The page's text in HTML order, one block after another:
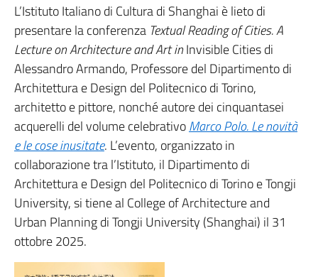
L’Istituto Italiano di Cultura di Shanghai è lieto di
presentare la conferenza Textual Reading of Cities. A
Lecture on Architecture and Art inInvisible Cities di
Alessandro Armando, Professore del Dipartimento di
Architettura e Design del Politecnico di Torino,
architetto e pittore, nonché autore dei cinquantasei
acquerelli del volume celebrativoMarco Polo. Le novità
e le cose inusitate. L’evento, organizzato in
collaborazione tra l’Istituto, il Dipartimento di
Architettura e Design del Politecnico di Torino e Tongji
University, si tiene al College of Architecture and
Urban Planning di Tongji University (Shanghai) il 31
ottobre 2025.